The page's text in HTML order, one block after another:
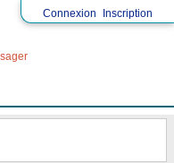
Connexion Inscription
(APA)